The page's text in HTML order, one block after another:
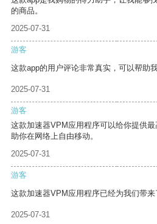
的商品。
2025-07-31
游客
这款app的用户评论非常真实，可以帮助
2025-07-31
游客
这款加速器VPM应用程序可以给你提供
助你在网络上自由移动。
2025-07-31
游客
这款加速器VPM应用程序已经为我们带来
2025-07-31